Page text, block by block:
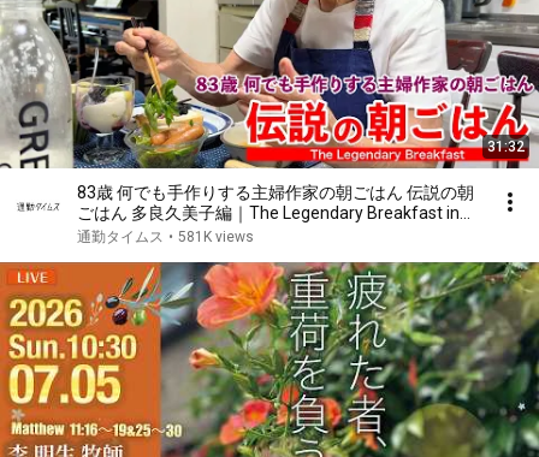
31:32
83歳 何でも手作りする主婦作家の朝ごはん 伝説の朝
ごはん 多良久美子編｜The Legendary Breakfast in
Japan Handmade Morning at 83
通勤タイムス • 581K views